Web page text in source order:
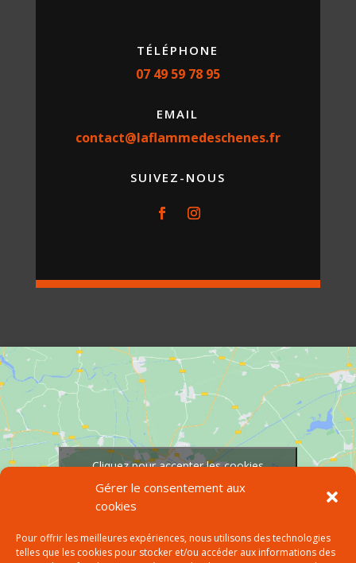
Gérer le consentement aux
cookies
Pour offrir les meilleures expériences, nous utilisons des technologies
telles que les cookies pour stocker et/ou accéder aux informations des
TÉLÉPHONE
07 49 59 78 95
EMAIL
contact@laflammedeschenes.fr
SUIVEZ-NOUS
Cliquez pour accepter les cookies
marketing et activer ce contenu